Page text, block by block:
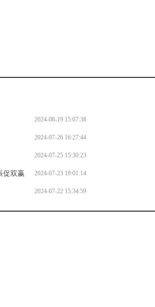
2024-08-19 15:07:38
2024-07-26 16:27:44
2024-07-25 15:30:23
促双赢 2024-07-23 19:01:14
2024-07-22 15:34:59